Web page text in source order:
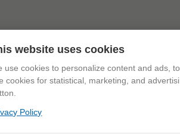
website uses cookies
use cookies to personalize content and ads,
cookies for statistical, marketing, and
Policy